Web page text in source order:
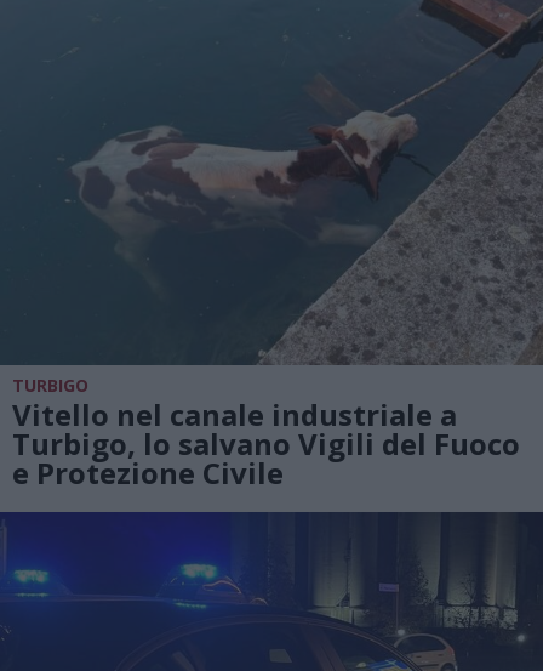
TURBIGO
Vitello nel canale industriale a
Turbigo, lo salvano Vigili del Fuoco
e Protezione Civile